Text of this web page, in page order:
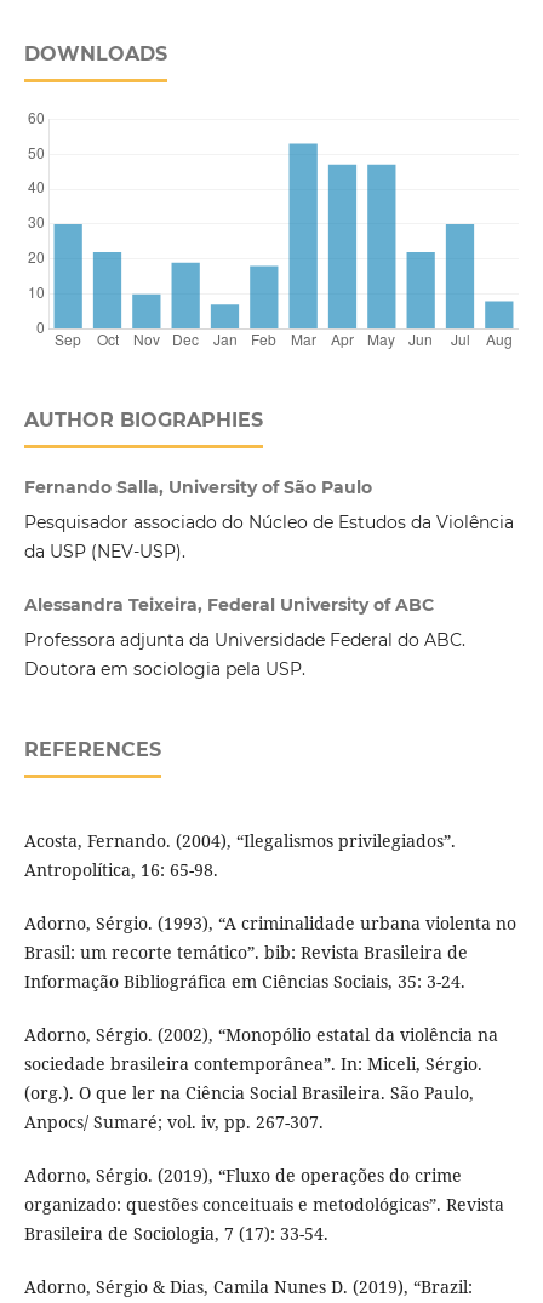
DOWNLOADS
AUTHOR BIOGRAPHIES
Fernando Salla, University of São Paulo
Pesquisador associado do Núcleo de Estudos da Violência
da USP (NEV-USP).
Alessandra Teixeira, Federal University of ABC
Professora adjunta da Universidade Federal do ABC.
Doutora em sociologia pela USP.
REFERENCES
Acosta, Fernando. (2004), “Ilegalismos privilegiados”.
Antropolítica, 16: 65-98.
Adorno, Sérgio. (1993), “A criminalidade urbana violenta no
Brasil: um recorte temático”. bib: Revista Brasileira de
Informação Bibliográfica em Ciências Sociais, 35: 3-24.
Adorno, Sérgio. (2002), “Monopólio estatal da violência na
sociedade brasileira contemporânea”. In: Miceli, Sérgio.
(org.). O que ler na Ciência Social Brasileira. São Paulo,
Anpocs/ Sumaré; vol. iv, pp. 267-307.
Adorno, Sérgio. (2019), “Fluxo de operações do crime
organizado: questões conceituais e metodológicas”. Revista
Brasileira de Sociologia, 7 (17): 33-54.
Adorno, Sérgio & Dias, Camila Nunes D. (2019), “Brazil: